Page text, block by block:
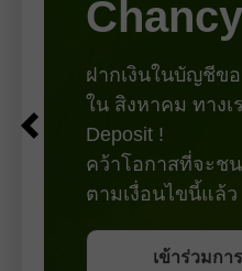
เติม โซน Bearish
ขึ้นไปแล้วโดยที่ราค
มีนัยสำคัญ
เข้าร่วมกา
ฝากเงินในบัญชีข
ใน สิงหาคม ทางเ
Deposit !
คว้าโอกาสที่จะช
ตามเงื่อนไขนี้แล้
เข้าร่วมกา
เข้าร่วมกา
รับโบ